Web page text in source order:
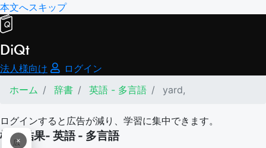
本文へスキップ
DiQt
法人様向け
ログイン
ホーム
辞書 英語 - 多言語 yard,
ログインすると広告が減り、学習に集中できます。
×
広
検索結果- 英語 - 多言語